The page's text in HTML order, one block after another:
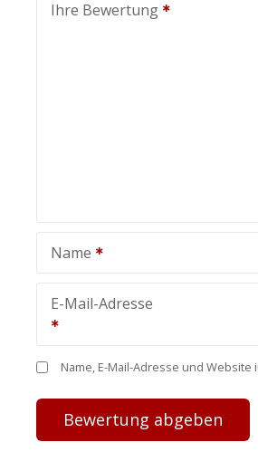
Ihre Bewertung
Name
E-Mail-Adresse
Name, E-Mail-Adresse und